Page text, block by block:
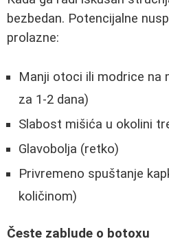
bezbedan. Potencijalne
prolazne:
Manji otoci ili modrice na
za 1-2 dana)
Slabost mišića u okolini
Glavobolja (retko)
Privremeno spuštanje
količinom)
Česte zablude o botoxu